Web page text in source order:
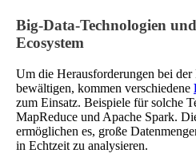
Big-Data-Technologien
Ecosystem
Um die Herausforderungen bei
bewältigen, kommen verschiedene
zum Einsatz. Beispiele für solche
MapReduce und Apache Spark.
ermöglichen es, große
in Echtzeit zu analysieren.